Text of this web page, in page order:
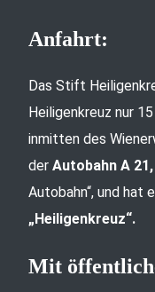
Anfahrt:
Das Stift
Heiligenkreuz nur
inmitten des
der Autobahn A 21,
Autobahn“, und hat
„Heiligenkreuz“.
Mit